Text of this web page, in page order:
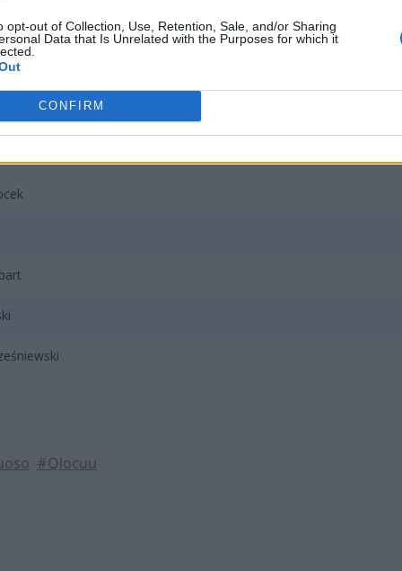
opt-out of Collection, Use, Retention, Sale, and/or Sharing
Data that Is Unrelated with the Purposes for which it
CONFIRM
całą drugą połowę roku i wraz z formacją tą osiągnęli
jednak nie włączyli się do gry o miejsce w play-offach i
bo popularne Niedźwiedzie awansowały do ESEA
Na ten moment nie wiadomo jeszcze, w jakich barwach
samego LODIS i tego, czy organizacja zamierza
następująco:
#Qlocuu